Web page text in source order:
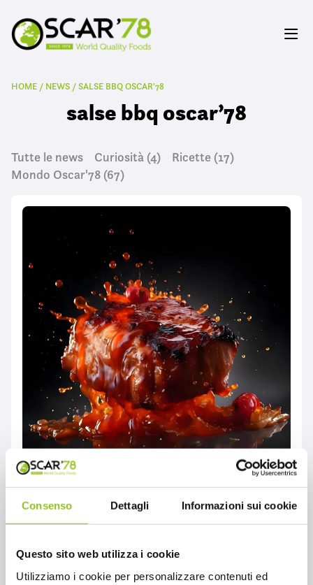
Consenso Dettagli Informazioni sui cookie
Questo sito web utilizza i cookie
Utilizziamo i cookie per personalizzare contenuti ed
HOME / NEWS /SALSE BBQ OSCAR'78
salse bbq oscar’78
Tutte le news Curiosità (4) Ricette (17)
Mondo Oscar'78 (67)
Barbecue e le salse
perfette
MONDO OSCAR'78
Salse perfette per il barbecue. Sono le salse